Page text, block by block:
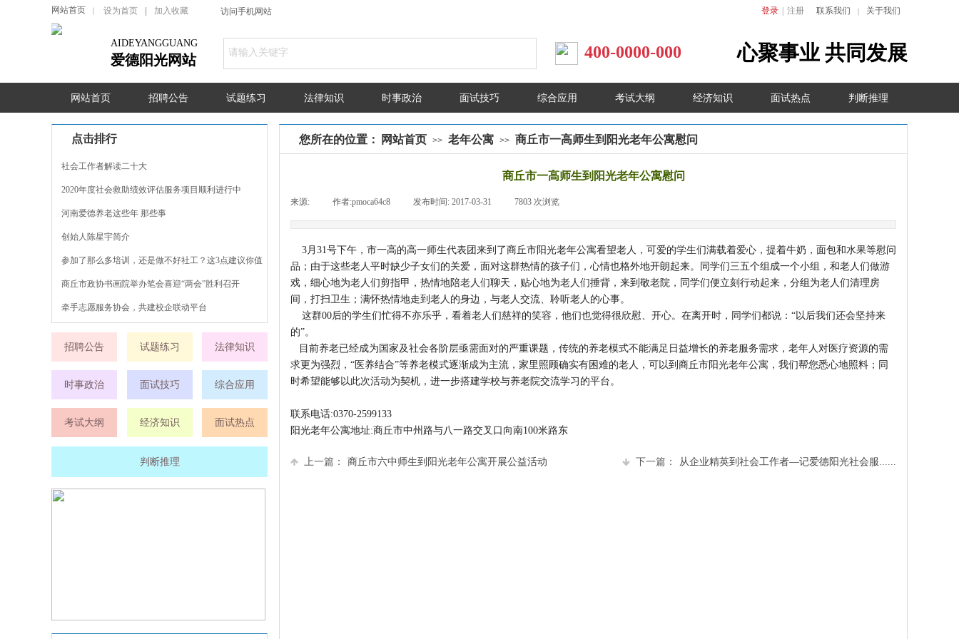
访问手机网站 登录 注册
网站首页 设为首页 加入收藏 联系我们 关于我们
400-0000-000
AIDEYANGGUANG
爱德阳光网站 心聚事业 共同发展
网站首页 招聘公告 试题练习 法律知识 时事政治 面试技巧 综合应用 考试大纲 经济知识 面试热点 判断推理
点击排行 您所在的位置： 网站首页 >> 老年公寓 >> 商丘市一高师生到阳光老年公寓慰问
商丘市一高师生到阳光老年公寓慰问
来源: 作者:pmoca64c8 发布时间: 2017-03-31 7803 次浏览
3月31号下午，市一高的高一师生代表团来到了商丘市阳光老年公寓看望老人，可爱的学生们满载着爱心，提着牛奶，面包和水果等慰问
品；由于这些老人平时缺少子女们的关爱，面对这群热情的孩子们，心情也格外地开朗起来。
同学们三五个组成一个小组，和老人们做游
戏，细心地为老人们剪指甲，热情地陪老人们聊天，贴心地为老人们捶背，来到敬老院，同学们便立刻行动起来，分组为老人们清理房
间，打扫卫生；满怀热情地走到老人的身边，与老人交流、聆听老人的心事。
这群00后的学生们忙得不亦乐乎，看着老人们慈祥的笑容，他们也觉得很欣慰、开心。在离开时，同学们都说：“以后我们还会坚持来
的”。
目前养老已经成为国家及社会各阶层亟需面对的严重课题，传统的养老模式不能满足日益增长的养老服务需求，老年人对医疗资源的需
求更为强烈，“医养结合”等养老模式逐渐成为主流，家里照顾确实有困难的老人，可以到商丘市阳光老年公寓，我们帮您悉心地照料；同
时希望能够以此次活动为契机，进一步搭建学校与养老院交流学习的平台。
联系电话:0370-2599133
阳光老年公寓地址:商丘市中州路与八一路交叉口向南100米路东
上一篇： 商丘市六中师生到阳光老年公寓开展公益活动 下一篇： 从企业精英到社会工作者—记爱德阳光社会服......
社会工作者解读二十大
2020年度社会救助绩效评估服务项目顺利进行中
河南爱德养老这些年 那些事
创始人陈星宇简介
参加了那么多培训，还是做不好社工？这3点建议你值
得
商丘市政协书画院举办笔会喜迎“两会”胜利召开
牵手志愿服务协会，共建校企联动平台
招聘公告 法律知识
试题练习
时事政治 面试技巧 综合应用
面试热点
考试大纲 经济知识
判断推理